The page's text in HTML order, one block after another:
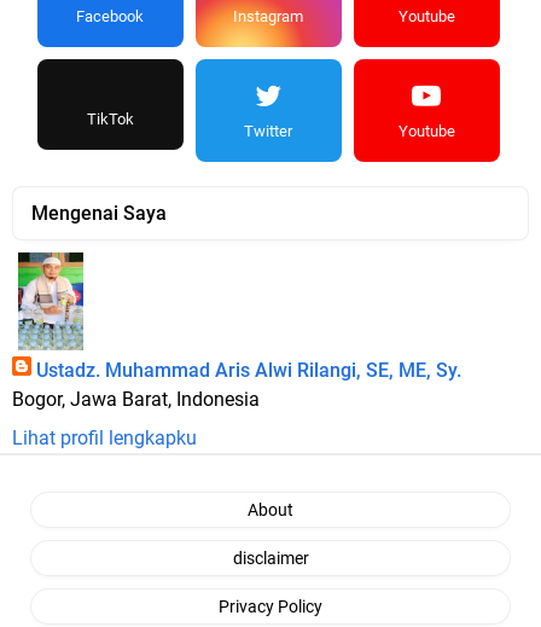
Facebook Instagram Youtube
TikTok
Twitter Youtube
Mengenai Saya
Ustadz. Muhammad Aris Alwi Rilangi, SE, ME, Sy.
Bogor, Jawa Barat, Indonesia
Lihat profil lengkapku
About
disclaimer
Privacy Policy